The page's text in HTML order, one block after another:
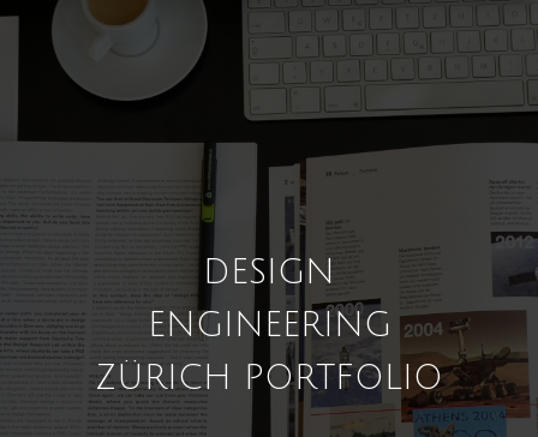
DESIGN
ENGINEERING
ZÜRICH PORTFOLIO